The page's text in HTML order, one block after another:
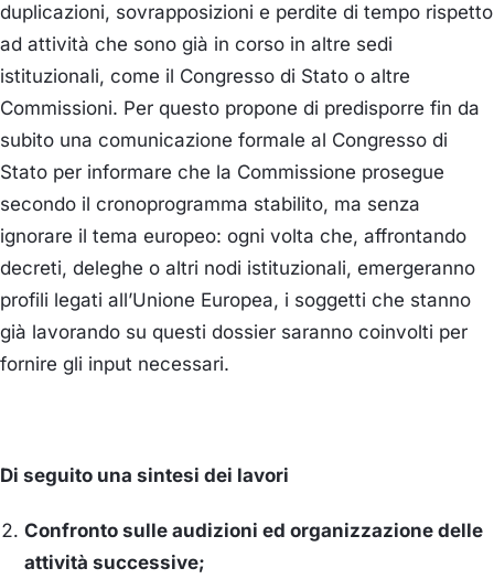
duplicazioni, sovrapposizioni e perdite di tempo rispetto
ad attività che sono già in corso in altre sedi
istituzionali, come il Congresso di Stato o altre
Commissioni. Per questo propone di predisporre fin da
subito una comunicazione formale al Congresso di
Stato per informare che la Commissione prosegue
secondo il cronoprogramma stabilito, ma senza
ignorare il tema europeo: ogni volta che, affrontando
decreti, deleghe o altri nodi istituzionali, emergeranno
profili legati all’Unione Europea, i soggetti che stanno
già lavorando su questi dossier saranno coinvolti per
fornire gli input necessari.
Di seguito una sintesi dei lavori
Confronto sulle audizioni ed organizzazione delle
attività successive;